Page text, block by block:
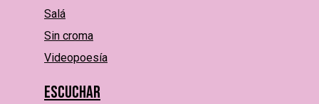
Salá
Sin croma
Videopoesía
Escuchar